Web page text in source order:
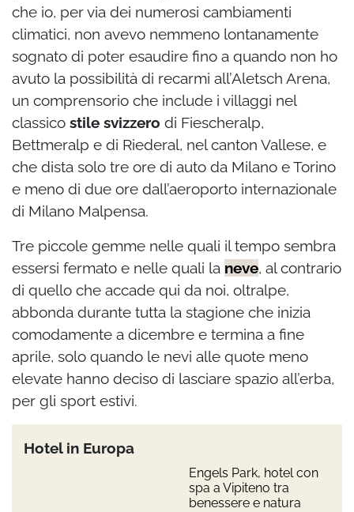
che io, per via dei numerosi cambiamenti
climatici, non avevo nemmeno lontanamente
sognato di poter esaudire fino a quando non ho
avuto la possibilità di recarmi all’Aletsch Arena,
un comprensorio che include i villaggi nel
classico stile svizzero di Fiescheralp,
Bettmeralp e di Riederal, nel canton Vallese, e
che dista solo tre ore di auto da Milano e Torino
e meno di due ore dall’aeroporto internazionale
di Milano Malpensa.
Tre piccole gemme nelle quali il tempo sembra
essersi fermato e nelle quali la neve, al contrario
di quello che accade qui da noi, oltralpe,
abbonda durante tutta la stagione che inizia
comodamente a dicembre e termina a fine
aprile, solo quando le nevi alle quote meno
elevate hanno deciso di lasciare spazio all’erba,
per gli sport estivi.
Hotel in Europa
Engels Park, hotel con
spa a Vipiteno tra
benessere e natura